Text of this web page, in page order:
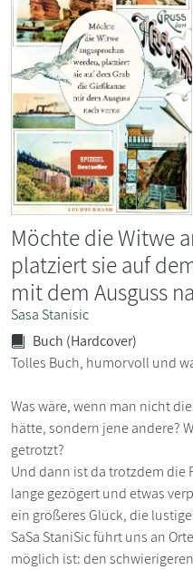
Möchte die Witwe
platziert sie auf
mit dem Ausguss
Sasa Stanisic
Buch (Hardcover)
Tolles Buch, humorvoll und
Was wäre, wenn man nicht
hätte, sondern jene andere?
getrotzt?
Und dann ist da trotzdem die
lange gezögert und etwas
ein größeres Glück, die
SaSa StaniSic führt uns an
möglich ist: den